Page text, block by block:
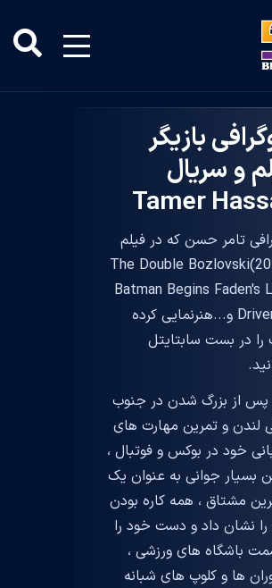
بازیگر
و سریال
Tamer
تامر حسن که در فیلم
The Double
Batman Begins Faden's
Driver(20 و...هنرنمایی کرده
در بست سابتایتل
پس از بزرگ شدن در جنوب
لندن و تمرین مهارت های
خود در بوکس و فوتبال ،
بسیار جوانی به عنوان یک
مشتاق ، همه کاره بودن
نشان داد و دست خود را
باشگاه های ورزشی ،
ها و کلوپ های شبانه